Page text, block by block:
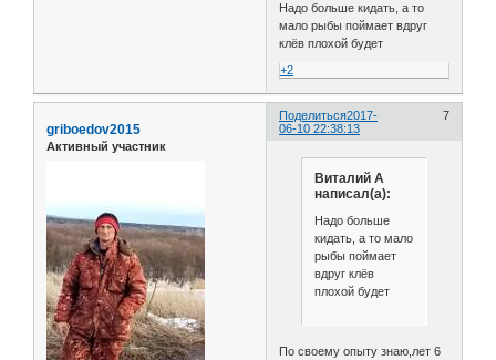
Надо больше кидать, а то
мало рыбы поймает вдруг
клёв плохой будет
+2
Поделиться 7
2017-
06-10 22:38:13
griboedov2015
Активный участник
Виталий А
написал(а):
Надо больше
кидать, а то мало
рыбы поймает
вдруг клёв
плохой будет
По своему опыту знаю,лет 6